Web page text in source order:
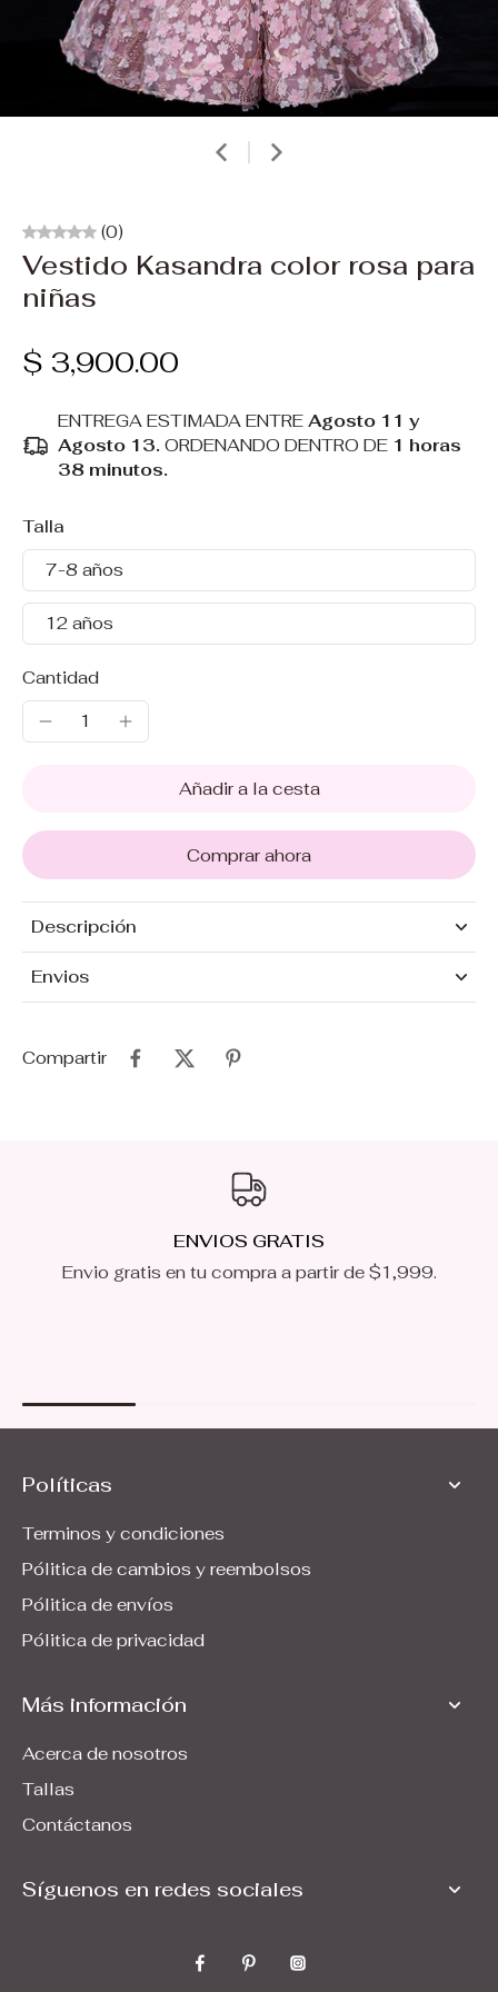
(0)
Vestido Kasandra color rosa para
niñas
$ 3,900.00
ENTREGA ESTIMADA ENTRE Agosto 11 y
Agosto 13. ORDENANDO DENTRO DE 1 horas
38 minutos.
Talla
7-8 años
12 años
Cantidad
Añadir a la cesta
Comprar ahora
Descripción
Envios
Compartir
ENVIOS GRATIS
Envio gratis en tu compra a partir de $1,999.
Políticas
Terminos y condiciones
Pólitica de cambios y reembolsos
Pólitica de envíos
Pólitica de privacidad
Más información
Acerca de nosotros
Tallas
Contáctanos
Síguenos en redes sociales